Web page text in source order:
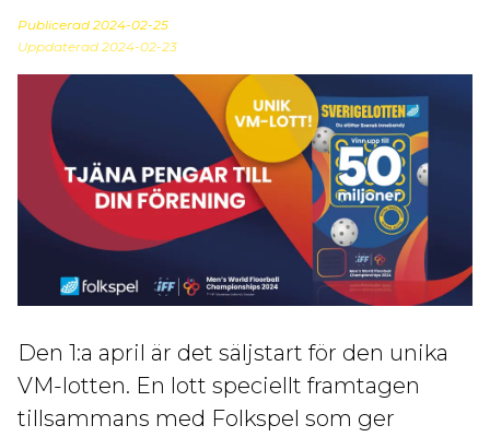
Publicerad 2024-02-25
Uppdaterad 2024-02-23
Den 1:a april är det säljstart för den unika
VM-lotten. En lott speciellt framtagen
tillsammans med Folkspel som ger